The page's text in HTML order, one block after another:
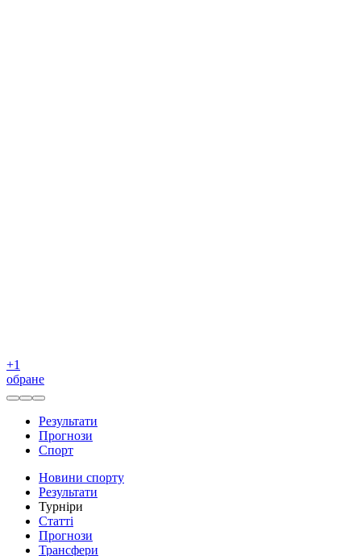
+1
обране
Результати
Прогнози
Спорт
Новини спорту
Результати
Турніри
Статті
Прогнози
Трансфери